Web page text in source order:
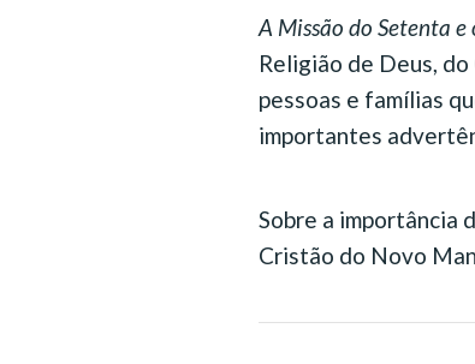
A Missão do Setenta
Religião de Deus,
pessoas e famílias
importantes
Sobre a importância
Cristão do Novo